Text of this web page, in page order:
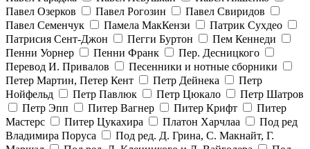
Павел Озерков
Павел Рогозин
Павел Свиридов
Павел Семенчук
Памела МакКензи
Патрик Сухдео
Патрисия Сент-Джон
Пегги Буртон
Пем Кеннеди
Пенни Уорнер
Пенни Франк
Пер. Десницкого
Перевод И. Привалов
Песенники и нотные сборники
Петер Мартин, Петер Кент
Петр Дейнека
Петр
Нойфельд
Петр Павлюк Петр Цюкало
Петр Шатров
Петр Эпп
Питер Вагнер Питер Крифт
Питер
Мастерс
Питер Цукахира Платон Харчлаа
Под ред
Владимира Поруса
Под ред. Д. Грина, С. Макнайт, Г.